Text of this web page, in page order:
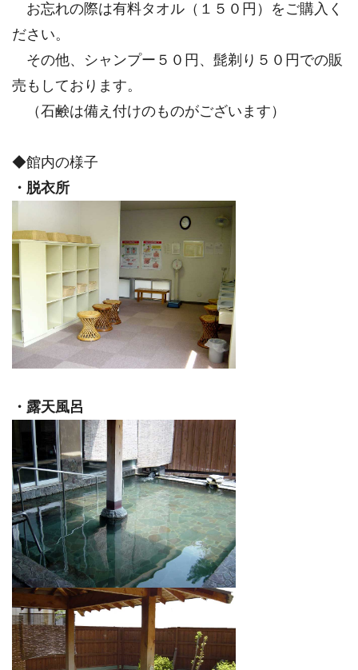
お忘れの際は有料タオル（１５０円）をご購入く
ださい。
その他、シャンプー５０円、髭剃り５０円での販
売もしております。
（石鹸は備え付けのものがございます）
◆館内の様子
・脱衣所
・露天風呂